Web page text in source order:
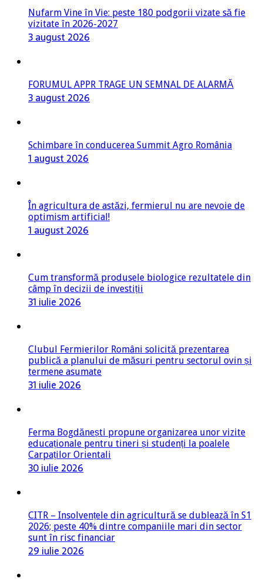
Nufarm Vine în Vie: peste 180 podgorii vizate să fie
vizitate în 2026-2027
3 august 2026
FORUMUL APPR TRAGE UN SEMNAL DE ALARMĂ
3 august 2026
Schimbare în conducerea Summit Agro România
1 august 2026
În agricultura de astăzi, fermierul nu are nevoie de
optimism artificial!
1 august 2026
Cum transformă produsele biologice rezultatele din
câmp în decizii de investiții
31 iulie 2026
Clubul Fermierilor Români solicită prezentarea
publică a planului de măsuri pentru sectorul ovin și
termene asumate
31 iulie 2026
Ferma Bogdănești propune organizarea unor vizite
educaționale pentru tineri și studenți la poalele
Carpaților Orientali
30 iulie 2026
CITR – Insolvențele din agricultură se dublează în S1
2026; peste 40% dintre companiile mari din sector
sunt în risc financiar
29 iulie 2026